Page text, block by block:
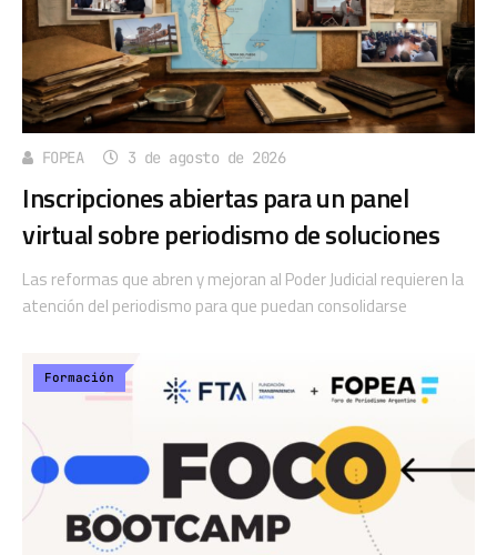
FOPEA 3 de agosto de 2026
Inscripciones abiertas para un panel
virtual sobre periodismo de soluciones
Las reformas que abren y mejoran al Poder Judicial requieren la
atención del periodismo para que puedan consolidarse
Formación